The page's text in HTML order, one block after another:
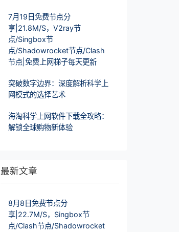
7月19日免费节点分
享|21.8M/S，V2ray节
点/Singbox节
点/Shadowrocket节点/Clash
节点|免费上网梯子每天更新
突破数字边界：深度解析科学上
网模式的选择艺术
海淘科学上网软件下载全攻略：
解锁全球购物新体验
最新文章
8月8日免费节点分
享|22.7M/S，Singbox节
点/Clash节点/Shadowrocket